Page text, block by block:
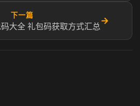
下一篇
大全 礼包码获取方式汇总
→